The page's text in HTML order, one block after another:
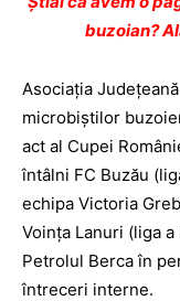
buzoian?
Asociaţia
microbiştilor
act al Cupei
întâlni FC Buzău
echipa Victoria
Voinţa Lanuri (liga
Petrolul Berca în
întreceri interne.